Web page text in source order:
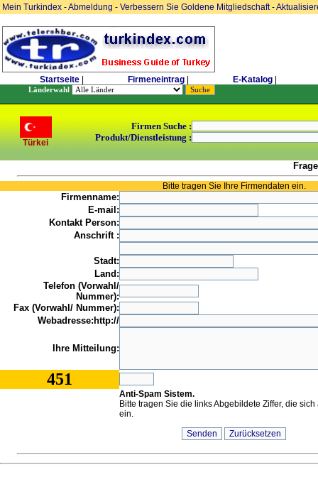
Mein Turkindex -Abmeldung- Verbessern Sie Goldene Mitgliedschaft-
Startseite Firmeneintrag E-Katalog
Länderwahl
Türkei
Firmen Suche :
Produkt/Dienstleistung :
Bitte tragen Sie Ihre Firmendaten ein.
Firmenname:
E-mail:
Kontakt Person:
Anschrift :
Stadt:
Land:
Telefon (Vorwahl/
Nummer):
Fax (Vorwahl/ Nummer):
Webadresse:http://
Ihre Mitteilung:
451
Anti-Spam Sistem.
Bitte tragen Sie die links Abgebildete Ziffer, die
ein.